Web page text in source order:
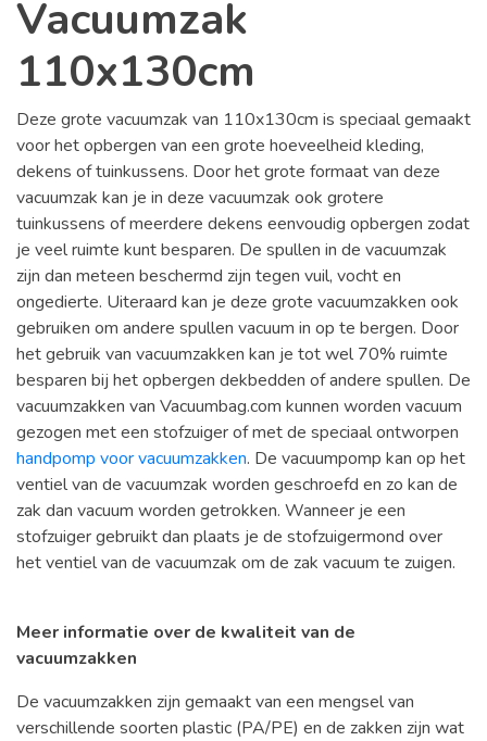
Vacuumzak
110x130cm
Deze grote vacuumzak van 110x130cm is speciaal gemaakt
voor het opbergen van een grote hoeveelheid kleding,
dekens of tuinkussens. Door het grote formaat van deze
vacuumzak kan je in deze vacuumzak ook grotere
tuinkussens of meerdere dekens eenvoudig opbergen zodat
je veel ruimte kunt besparen. De spullen in de vacuumzak
zijn dan meteen beschermd zijn tegen vuil, vocht en
ongedierte. Uiteraard kan je deze grote vacuumzakken ook
gebruiken om andere spullen vacuum in op te bergen. Door
het gebruik van vacuumzakken kan je tot wel 70% ruimte
besparen bij het opbergen dekbedden of andere spullen. De
vacuumzakken van Vacuumbag.com kunnen worden vacuum
gezogen met een stofzuiger of met de speciaal ontworpen
handpomp voor vacuumzakken. De vacuumpomp kan op het
ventiel van de vacuumzak worden geschroefd en zo kan de
zak dan vacuum worden getrokken. Wanneer je een
stofzuiger gebruikt dan plaats je de stofzuigermond over
het ventiel van de vacuumzak om de zak vacuum te zuigen.
Meer informatie over de kwaliteit van de
vacuumzakken
De vacuumzakken zijn gemaakt van een mengsel van
verschillende soorten plastic (PA/PE) en de zakken zijn wat